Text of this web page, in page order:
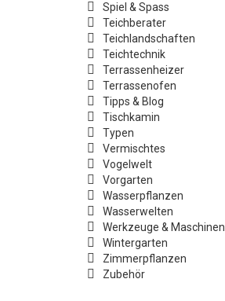
Spiel & Spass
Teichberater
Teichlandschaften
Teichtechnik
Terrassenheizer
Terrassenofen
Tipps & Blog
Tischkamin
Typen
Vermischtes
Vogelwelt
Vorgarten
Wasserpflanzen
Wasserwelten
Werkzeuge & Maschinen
Wintergarten
Zimmerpflanzen
Zubehör